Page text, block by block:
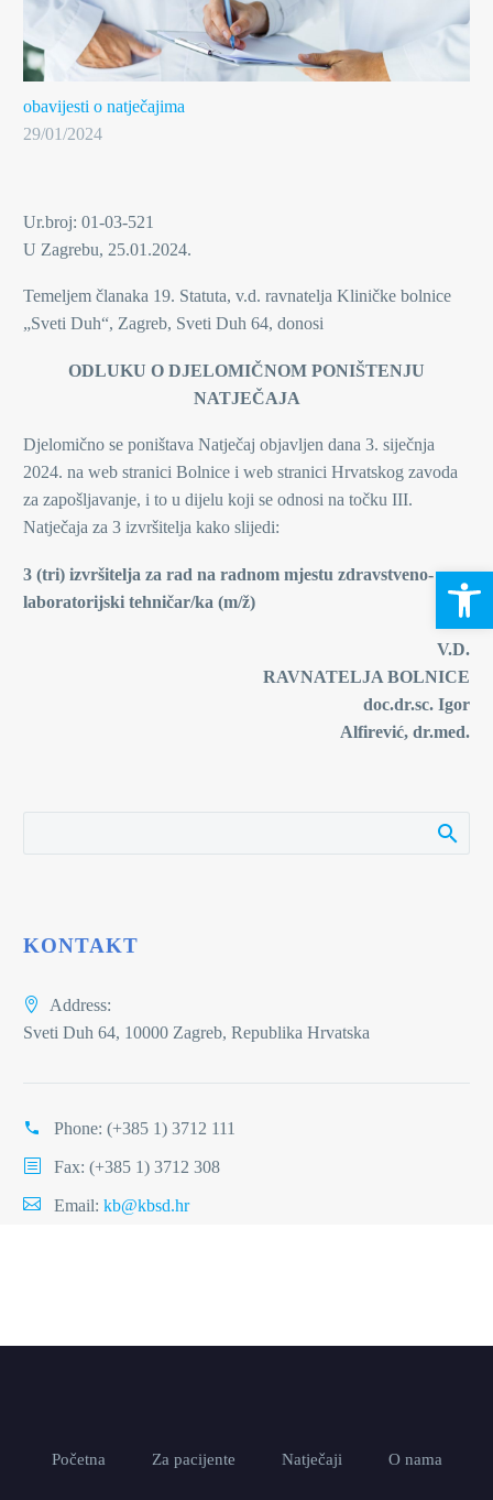
obavijesti o natječajima
29/01/2024
Ur.broj: 01-03-521
U Zagrebu, 25.01.2024.
Temeljem članaka 19. Statuta, v.d. ravnatelja Kliničke bolnice
„Sveti Duh“, Zagreb, Sveti Duh 64, donosi
ODLUKU O DJELOMIČNOM PONIŠTENJU
NATJEČAJA
Djelomično se poništava Natječaj objavljen dana 3. siječnja
2024. na web stranici Bolnice i web stranici Hrvatskog zavoda
za zapošljavanje, i to u dijelu koji se odnosi na točku III.
Natječaja za 3 izvršitelja kako slijedi:
3 (tri) izvršitelja za rad na radnom mjestu zdravstveno-
laboratorijski tehničar/ka (m/ž)
V.D.
RAVNATELJA BOLNICE
doc.dr.sc. Igor
Alfirević, dr.med.
KONTAKT
Address:
Sveti Duh 64, 10000 Zagreb, Republika Hrvatska
Phone: (+385 1) 3712 111
Fax: (+385 1) 3712 308
Email: kb@kbsd.hr
Početna Za pacijente Natječaji O nama